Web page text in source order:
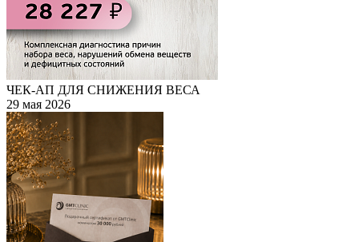
ЧЕК-АП ДЛЯ СНИЖЕНИЯ ВЕСА
29 мая 2026